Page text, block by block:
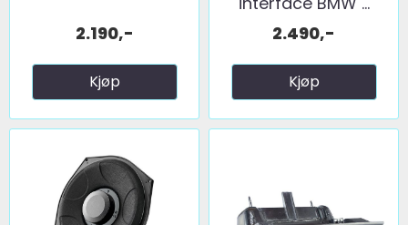
2.190,-
Kjøp
2.490,-
Kjøp